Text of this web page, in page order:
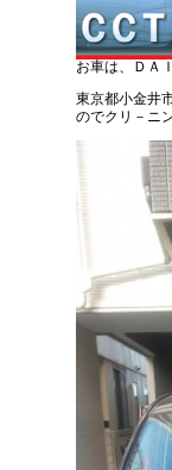
ダイハツ
お車は、ＤＡ
東京都小金井
のでクリ－ニ